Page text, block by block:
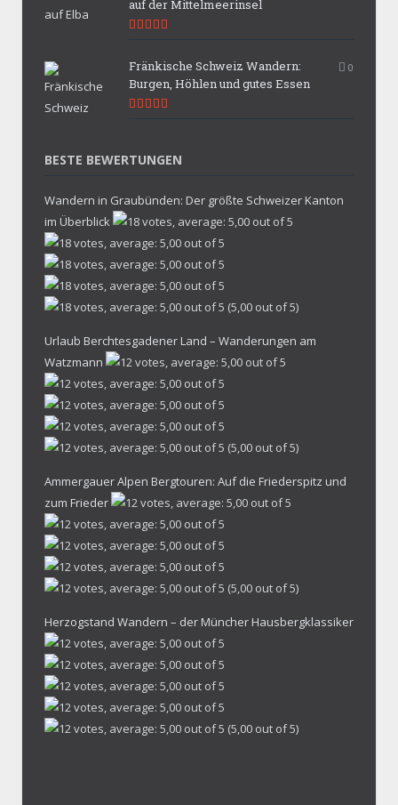
auf der Mittelmeerinsel
0
Fränkische Schweiz Wandern:
Burgen, Höhlen und gutes Essen
BESTE BEWERTUNGEN
Wandern in Graubünden: Der größte Schweizer Kanton
im Überblick
(5,00 out of 5)
Urlaub Berchtesgadener Land – Wanderungen am
Watzmann
(5,00 out of 5)
Ammergauer Alpen Bergtouren: Auf die Friederspitz und
zum Frieder
(5,00 out of 5)
Herzogstand Wandern – der Müncher Hausbergklassiker
(5,00 out of 5)